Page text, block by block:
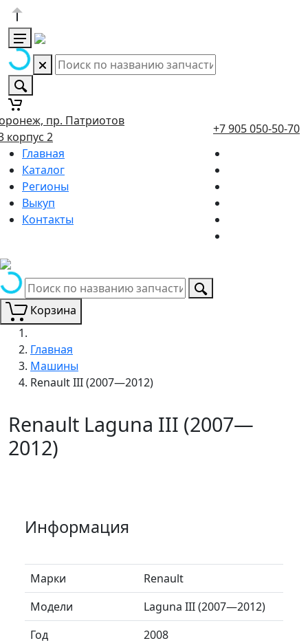
пр. Патриотов
корпус 2
+7 905 050-50-70
Главная
Каталог
Регионы
Выкуп
Контакты
Корзина
Главная
Машины
Renault III (2007—2012)
Renault Laguna III (2007—
2012)
Информация
Марки
Renault
Модели
Laguna III (2007—2012)
Год
2008